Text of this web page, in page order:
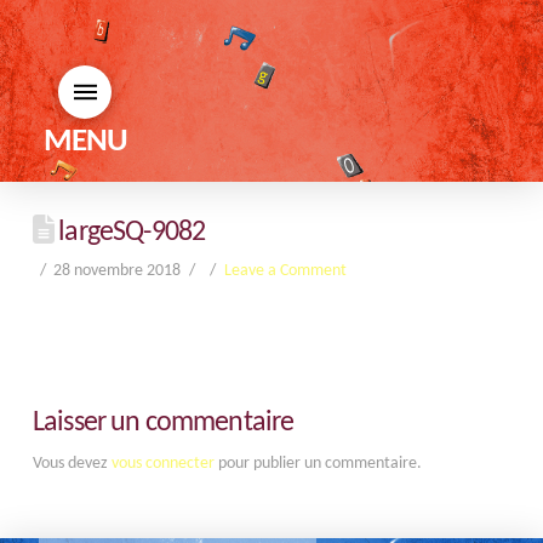
MENU
largeSQ-9082
28 novembre 2018 Leave a Comment
Laisser un commentaire
Vous devez vous connecterpour publier un commentaire.